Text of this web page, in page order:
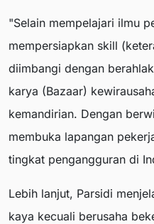
"Selain mempelajari ilmu
mempersiapkan skill
diimbangi dengan
karya (Bazaar)
kemandirian. Dengan
membuka lapangan
tingkat pengangguran di
Lebih lanjut, Parsidi
kaya kecuali berusaha